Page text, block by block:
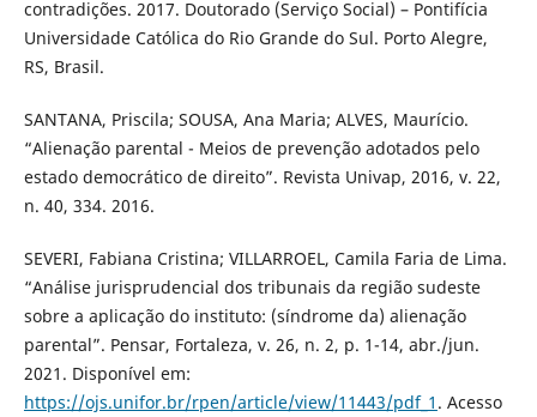
contradições. 2017. Doutorado (Serviço Social) – Pontifícia
Universidade Católica do Rio Grande do Sul. Porto Alegre,
RS, Brasil.
SANTANA, Priscila; SOUSA, Ana Maria; ALVES, Maurício.
“Alienação parental - Meios de prevenção adotados pelo
estado democrático de direito”. Revista Univap, 2016, v. 22,
n. 40, 334. 2016.
SEVERI, Fabiana Cristina; VILLARROEL, Camila Faria de Lima.
“Análise jurisprudencial dos tribunais da região sudeste
sobre a aplicação do instituto: (síndrome da) alienação
parental”. Pensar, Fortaleza, v. 26, n. 2, p. 1-14, abr./jun.
2021. Disponível em:
https://ojs.unifor.br/rpen/article/view/11443/pdf_1 . Acesso